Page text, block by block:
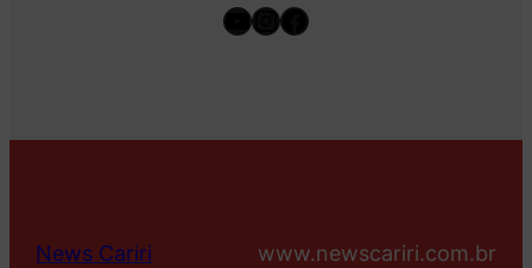
Youtube
Instagram
Facebook
News Cariri www.newscariri.com.br